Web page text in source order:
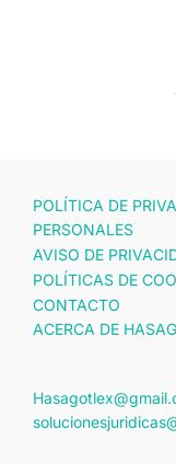
POLÍTICA DE
PERSONALES
AVISO DE
POLÍTICAS DE
CONTACTO
ACERCA DE